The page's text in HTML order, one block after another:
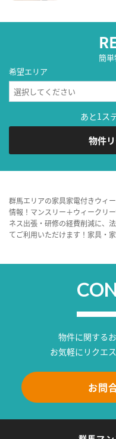
簡単
希望エリア
あと1ス
物件
群馬エリアの家具家電付きウィ
情報！マンスリー＋ウィークリ
ネス出張・研修の経費削減に、
てご利用いただけます！家具・
物件に関する
お気軽にリクエ
お問